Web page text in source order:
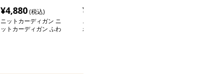
¥4,880(税込)
ニットカーディガン ニ
ットカーディガン ふわ
¥
ニットカーディガン ふ
わもこストライプニット